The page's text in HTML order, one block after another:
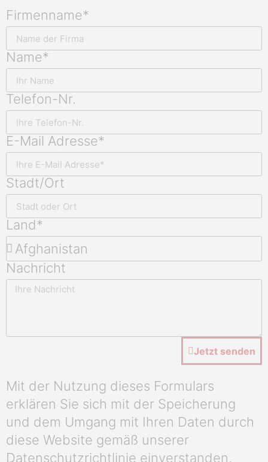
Firmenname*
Name*
Telefon-Nr.
E-Mail Adresse*
Stadt/Ort
Land*
Nachricht
Jetzt senden
Mit der Nutzung dieses Formulars
erklären Sie sich mit der Speicherung
und dem Umgang mit Ihren Daten durch
diese Website gemäß unserer
Datenschutzrichtlinie einverstanden.